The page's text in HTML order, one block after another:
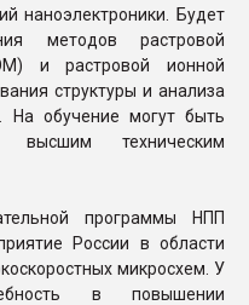
наноэлектроники. Будет
методов растровой
и растровой ионной
структуры и анализа
На обучение могут быть
высшим техническим
программы НПП
России в области
микросхем. У
в повышении